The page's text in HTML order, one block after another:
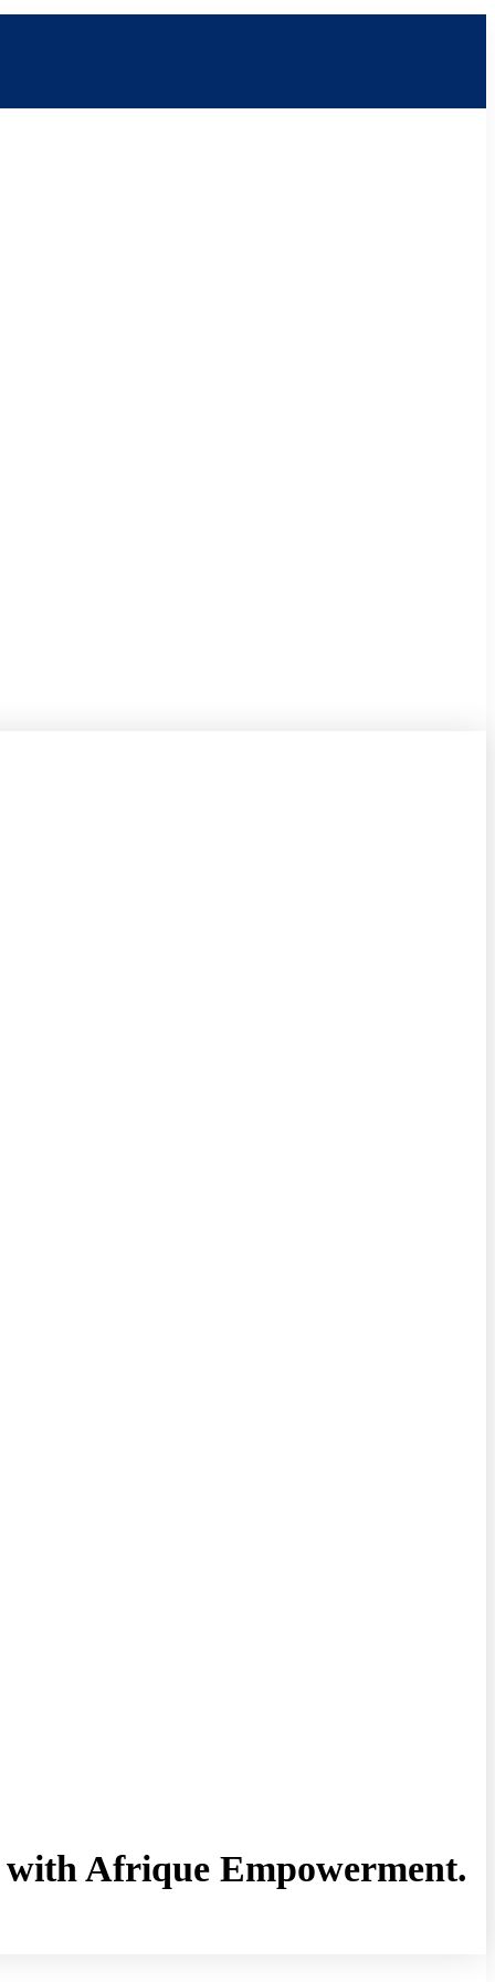
Afrique Empowerment.